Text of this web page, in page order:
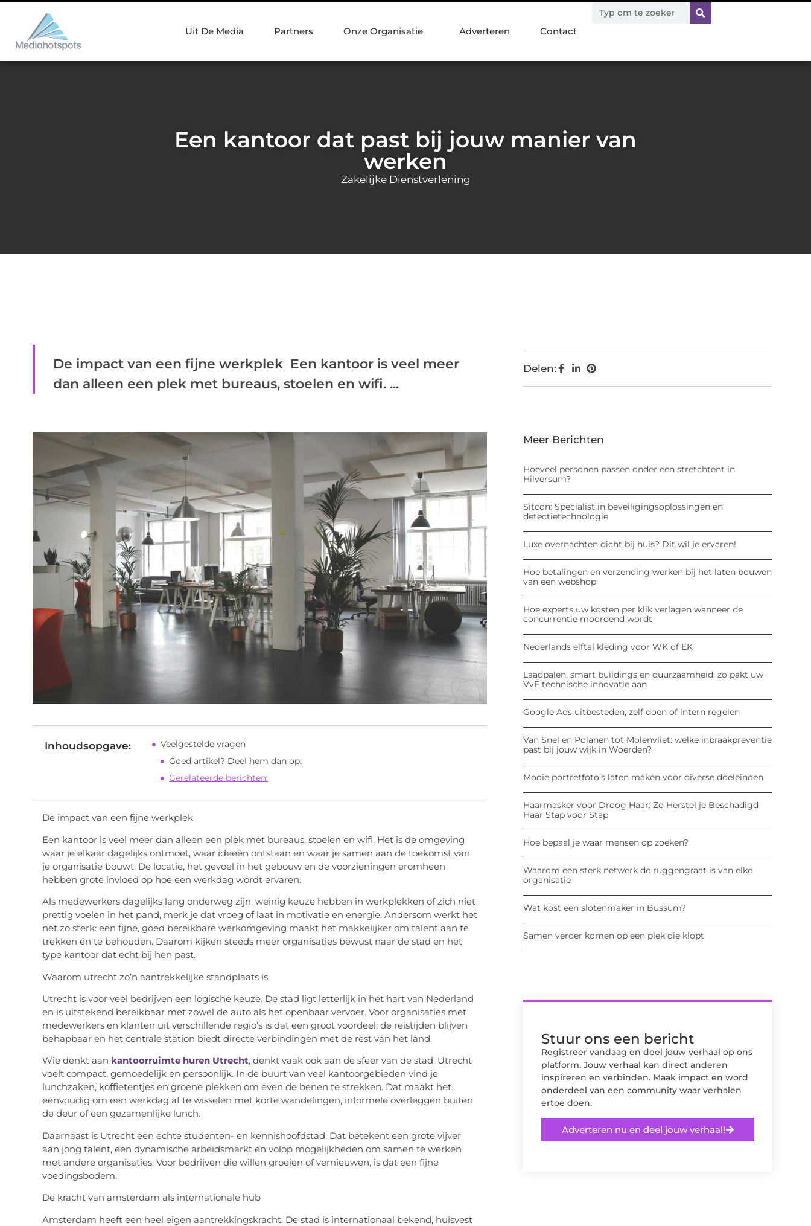
Uit De Media Partners Onze Organisatie Adverteren Contact
Een kantoor dat past bij jouw manier van
werken
Zakelijke Dienstverlening
De impact van een fijne werkplek Een kantoor is veel meer
dan alleen een plek met bureaus, stoelen en wifi. ...
Inhoudsopgave:
Veelgestelde vragen
Goed artikel? Deel hem dan op:
Gerelateerde berichten:
De impact van een fijne werkplek
Een kantoor is veel meer dan alleen een plek met bureaus, stoelen en wifi. Het is de omgeving
waar je elkaar dagelijks ontmoet, waar ideeën ontstaan en waar je samen aan de toekomst van
je organisatie bouwt. De locatie, het gevoel in het gebouw en de voorzieningen eromheen
hebben grote invloed op hoe een werkdag wordt ervaren.
Als medewerkers dagelijks lang onderweg zijn, weinig keuze hebben in werkplekken of zich niet
prettig voelen in het pand, merk je dat vroeg of laat in motivatie en energie. Andersom werkt het
net zo sterk: een fijne, goed bereikbare werkomgeving maakt het makkelijker om talent aan te
trekken én te behouden. Daarom kijken steeds meer organisaties bewust naar de stad en het
type kantoor dat echt bij hen past.
Waarom utrecht zo’n aantrekkelijke standplaats is
Utrecht is voor veel bedrijven een logische keuze. De stad ligt letterlijk in het hart van Nederland
en is uitstekend bereikbaar met zowel de auto als het openbaar vervoer. Voor organisaties met
medewerkers en klanten uit verschillende regio’s is dat een groot voordeel: de reistijden blijven
behapbaar en het centrale station biedt directe verbindingen met de rest van het land.
Wie denkt aan kantoorruimte huren Utrecht, denkt vaak ook aan de sfeer van de stad. Utrecht
voelt compact, gemoedelijk en persoonlijk. In de buurt van veel kantoorgebieden vind je
lunchzaken, koffietentjes en groene plekken om even de benen te strekken. Dat maakt het
eenvoudig om een werkdag af te wisselen met korte wandelingen, informele overleggen buiten
de deur of een gezamenlijke lunch.
Daarnaast is Utrecht een echte studenten- en kennishoofdstad. Dat betekent een grote vijver
aan jong talent, een dynamische arbeidsmarkt en volop mogelijkheden om samen te werken
met andere organisaties. Voor bedrijven die willen groeien of vernieuwen, is dat een fijne
voedingsbodem.
De kracht van amsterdam als internationale hub
Amsterdam heeft een heel eigen aantrekkingskracht. De stad is internationaal bekend, huisvest
Delen:
Meer Berichten
Hoeveel personen passen onder een stretchtent in
Hilversum?
Sitcon: Specialist in beveiligingsoplossingen en
detectietechnologie
Luxe overnachten dicht bij huis? Dit wil je ervaren!
Hoe betalingen en verzending werken bij het laten bouwen
van een webshop
Hoe experts uw kosten per klik verlagen wanneer de
concurrentie moordend wordt
Nederlands elftal kleding voor WK of EK
Laadpalen, smart buildings en duurzaamheid: zo pakt uw
VvE technische innovatie aan
Google Ads uitbesteden, zelf doen of intern regelen
Van Snel en Polanen tot Molenvliet: welke inbraakpreventie
past bij jouw wijk in Woerden?
Mooie portretfoto's laten maken voor diverse doeleinden
Haarmasker voor Droog Haar: Zo Herstel je Beschadigd
Haar Stap voor Stap
Hoe bepaal je waar mensen op zoeken?
Waarom een sterk netwerk de ruggengraat is van elke
organisatie
Wat kost een slotenmaker in Bussum?
Samen verder komen op een plek die klopt
Stuur ons een bericht
Registreer vandaag en deel jouw verhaal op ons
platform. Jouw verhaal kan direct anderen
inspireren en verbinden. Maak impact en word
onderdeel van een community waar verhalen
ertoe doen.
Adverteren nu en deel jouw verhaal!